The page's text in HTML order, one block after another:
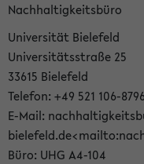
Nachhaltigkeitsbüro
Universität Bielefeld
Universitätsstraße 25
33615 Bielefeld
Telefon: +49 521 106-
E-Mail:
Büro: UHG A4-104